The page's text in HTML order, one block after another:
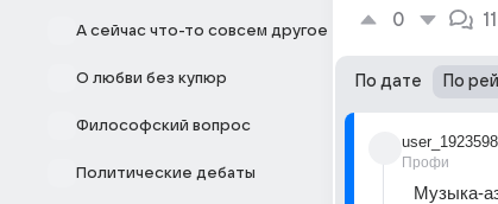
А сейчас что-то совсем другое
О любви без купюр
Философский вопрос
Политические дебаты
0 11
По дате По
Профи
Музыка-